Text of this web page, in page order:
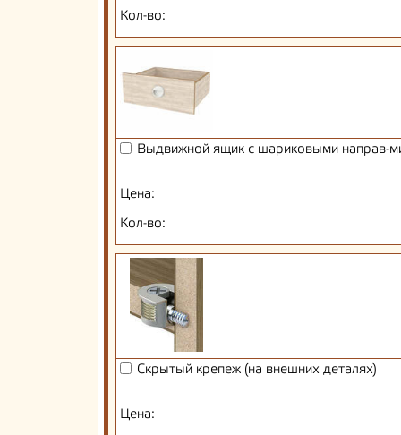
Кол-во:
Выдвижной ящик с шариковыми направ-
Цена:
Кол-во:
Скрытый крепеж (на внешних деталях)
Цена: